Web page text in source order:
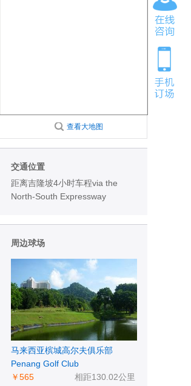
查看大地图
交通位置
距离吉隆坡4小时车程via the
North-South Expressway
周边球场
马来西亚槟城高尔夫俱乐部
Penang Golf Club
相距130.02公里
￥565